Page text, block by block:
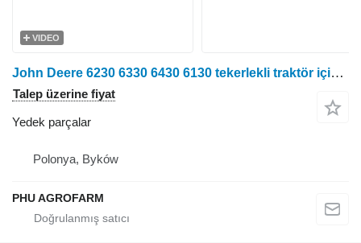
VIDEO
John Deere 6230 6330 6430 6130 tekerlekli traktör için Parts, ersatzteile, części, transmission yedek parçalar
Talep üzerine fiyat
Yedek parçalar
Polonya, Byków
PHU AGROFARM